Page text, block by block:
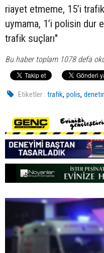
riayet etmeme, 15’i
uymama, 1’i polisin dur
trafik suçları"
Bu haber toplam 1078 defa
Etiketler : trafik,polis,